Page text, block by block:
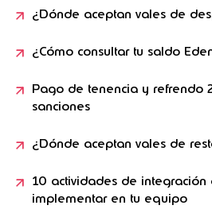
¿Dónde aceptan vales de
¿Cómo consultar tu saldo
Pago de tenencia y refrendo
sanciones
¿Dónde aceptan vales de
10 actividades de
implementar en tu equipo